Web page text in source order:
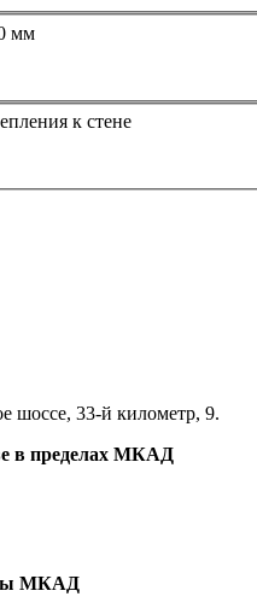
(Ш)1150 мм
к стене
шоссе, 33-й километр, 9.
в пределах МКАД
МКАД